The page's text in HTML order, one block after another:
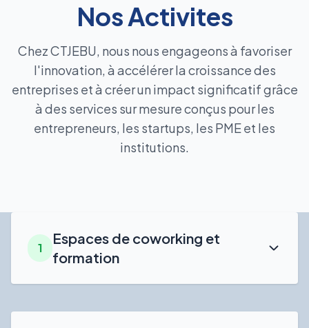
Nos Activites
Chez CTJEBU, nous nous engageons à favoriser
l'innovation, à accélérer la croissance des
entreprises et à créer un impact significatif grâce
à des services sur mesure conçus pour les
entrepreneurs, les startups, les PME et les
institutions.
1
Espaces de coworking et
formation